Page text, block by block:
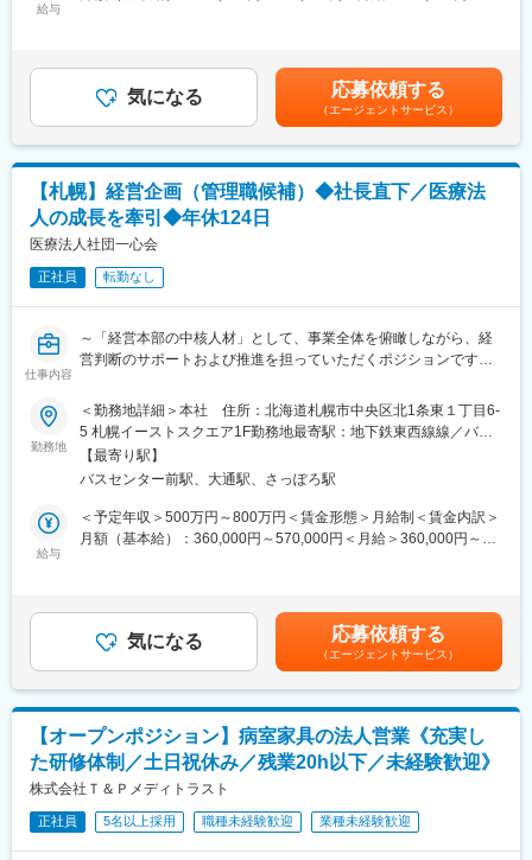
近で成果を感じ取ることができ、モチベーション高く業務に取り
組むことができます。
診断を中心とした様々な特色のある施設を運営しています。予防
医療は、病気を未然に防ぐ医療の形です。病気になってから病院
へかかる「治療医療」ではなく、例えば人間ドックを毎年受診す
ることをお客様へ促し、病気の予防あるいは早期発見へとつなげ
ていく医療です。「病気にならない方を増やしたい―」。こうし
た思いのもと、私たちは日々医療活動を行っています。
■就業時間補足：
8:00～18:00の間で実働8時間のシフト制です。
8：00～17：00／8：30～17：30／9：00～18：00などの時間で
シフトを作成いたします。
変更の範囲：会社の定める業務
給与
気になる 応募依頼する
（エージェントサービス）
【札幌】経営企画（管理職候補）◆社長直下／医療法
人の成長を牽引◆年休124日
医療法人社団一心会
正社員 転勤なし
仕事内容
～「経営本部の中核人材」として、事業全体を俯瞰しながら、経
営判断のサポートおよび推進を担っていただくポジションです。
事業の成長をリードしていく役割を期待しています。
■職務内容：
・入社後はこれまでのご経験を踏まえつつ、経理業務を一部担い
ながら、
徐々に経営企画・組織運営に関わる業務をお任せしていきます。
(3)各部門との連携・調整業務
(4)経営会議資料の作成
■このポジションの魅力：
▽社長／役員と近い距離で、経営意思決定に関与できる環境
▽事業成長の過程を経験しながら、市場価値を高められる
▽業務が限定されず、経営・組織・数値など幅広い領域に携われ
る
▽裁量を持ち、主体的に仕事を進められる環境
勤務地
＜勤務地詳細＞本社 住所：北海道札幌市中央区北1条東１丁目6-
5 札幌イーストスクエア1F勤務地最寄駅：地下鉄東西線線／バス
センター前駅受動喫煙対策：屋内全面禁煙変更の範囲：会社の定
める事業所
【最寄り駅】
バスセンター前駅、大通駅、さっぽろ駅
給与
＜予定年収＞500万円～800万円＜賃金形態＞月給制＜賃金内訳＞
月額（基本給）：360,000円～570,000円＜月給＞360,000円～
気になる 応募依頼する
（エージェントサービス）
【オープンポジション】病室家具の法人営業《充実し
た研修体制／土日祝休み／残業20h以下／未経験歓迎》
株式会社Ｔ＆Ｐメディトラスト
正社員 5名以上採用 職種未経験歓迎 業種未経験歓迎